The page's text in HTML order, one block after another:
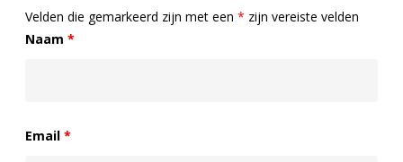
Velden die gemarkeerd zijn met een * zijn vereiste velden
Naam *
Email *